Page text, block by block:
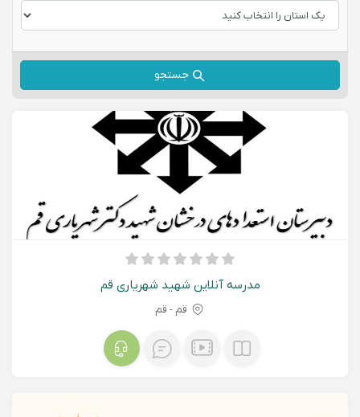
جستجو
مدرسه آنلاین شهید شهریاری قم
قم - قم